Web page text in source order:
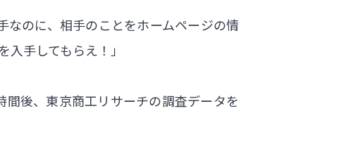
のに、相手のことをホームページの情
手してもらえ！」
後、東京商工リサーチの調査データを